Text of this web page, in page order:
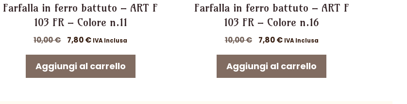
Farfalla in ferro battuto – ART F
103 FR – Colore n.11
10,00€
Il
originale
era:
7,80€Il
attuale
IVA Inclusa
Aggiungi al carrello
Farfalla in ferro battuto – ART F
103 FR – Colore n.16
10,00€
Il
originale
era:
7,80€Il
attuale
IVA Inclusa
Aggiungi al carrello